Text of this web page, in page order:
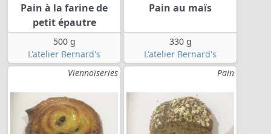
Pain à la farine de
petit épautre
500 g
L'atelier Bernard's
Pain au maïs
330 g
L'atelier Bernard's
Viennoiseries
Pain